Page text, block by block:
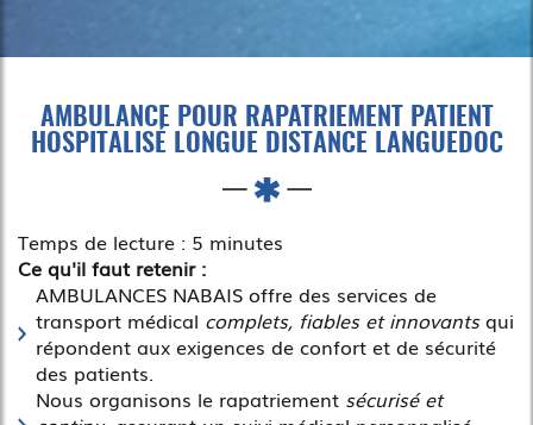
AMBULANCE POUR RAPATRIEMENT PATIENT
HOSPITALISÉ LONGUE DISTANCE LANGUEDOC
Temps de lecture : 5 minutes
Ce qu'il faut retenir :
AMBULANCES NABAIS offre des services de
transport médical complets, fiables et innovantsqui
répondent aux exigences de confort et de sécurité
des patients.
Nous organisons le rapatriement sécurisé et